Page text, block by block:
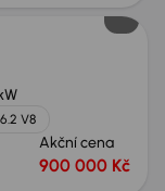
6.2 V8
Akční cena
900 000 Kč